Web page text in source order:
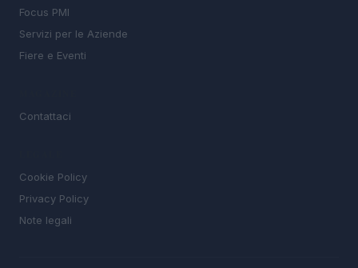
Focus PMI
Servizi per le Aziende
Fiere e Eventi
Contattaci
Cookie Policy
Privacy Policy
Note legali